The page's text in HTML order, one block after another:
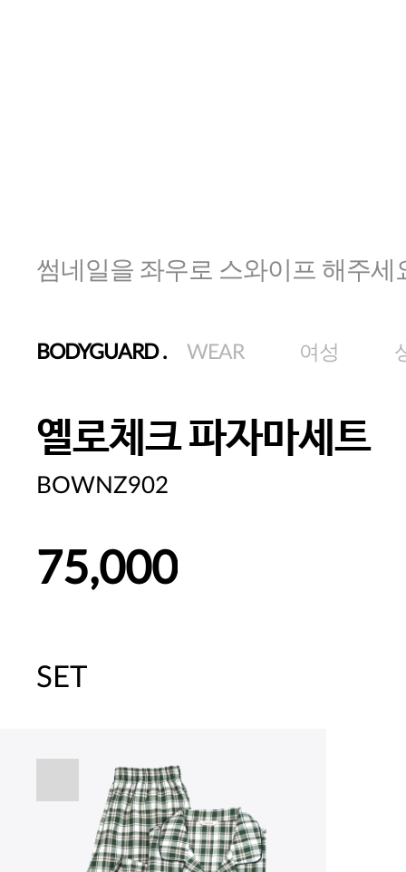
썸네일을 좌우로 스와이프 해주세
BODYGUARD. WEAR 여성
옐로체크 파자마세트
BOWNZ902
75,000
주말특가 20%(8.7~8.9)/5만원 이
[썸머블프] 2만원 할인 쿠폰(8.1~31)
SET